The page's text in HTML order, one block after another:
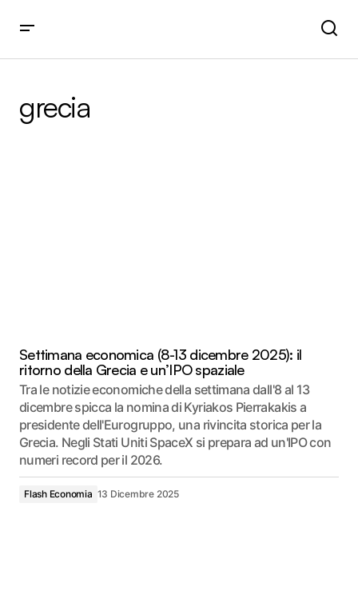
grecia
Settimana economica (8-13 dicembre 2025): il
ritorno della Grecia e un’IPO spaziale
Tra le notizie economiche della settimana dall'8 al 13
dicembre spicca la nomina di Kyriakos Pierrakakis a
presidente dell'Eurogruppo, una rivincita storica per la
Grecia. Negli Stati Uniti SpaceX si prepara ad un'IPO con
numeri record per il 2026.
Flash Economia 13 Dicembre 2025